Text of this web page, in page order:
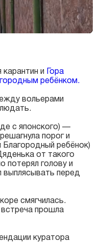
и
Гора
ребёнком.
вольерами
с японского) —
порог и
Благородный ребёнок)
от такого
потерял голову и
выплясывать перед
смягчилась.
встреча прошла
куратора